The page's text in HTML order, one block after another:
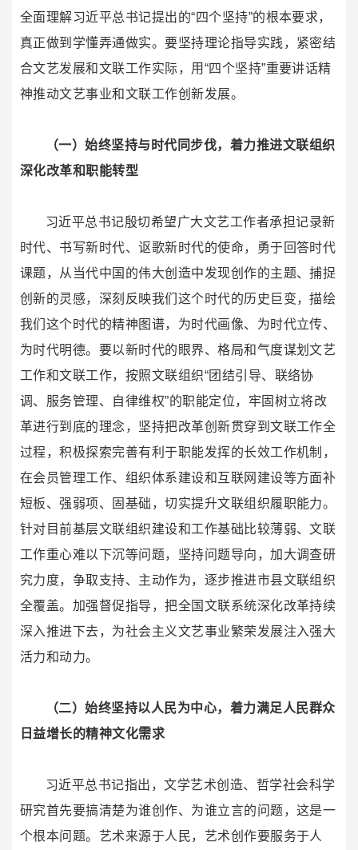
全面理解习近平总书记提出的“四个坚持”的根本要求，
真正做到学懂弄通做实。要坚持理论指导实践，紧密结
合文艺发展和文联工作实际，用“四个坚持”重要讲话精
神推动文艺事业和文联工作创新发展。
（一）始终坚持与时代同步伐，着力推进文联组织
深化改革和职能转型
习近平总书记殷切希望广大文艺工作者承担记录新
时代、书写新时代、讴歌新时代的使命，勇于回答时代
课题，从当代中国的伟大创造中发现创作的主题、捕捉
创新的灵感，深刻反映我们这个时代的历史巨变，描绘
我们这个时代的精神图谱，为时代画像、为时代立传、
为时代明德。要以新时代的眼界、格局和气度谋划文艺
工作和文联工作，按照文联组织“团结引导、联络协
调、服务管理、自律维权”的职能定位，牢固树立将改
革进行到底的理念，坚持把改革创新贯穿到文联工作全
过程，积极探索完善有利于职能发挥的长效工作机制，
在会员管理工作、组织体系建设和互联网建设等方面补
短板、强弱项、固基础，切实提升文联组织履职能力。
针对目前基层文联组织建设和工作基础比较薄弱、文联
工作重心难以下沉等问题，坚持问题导向，加大调查研
究力度，争取支持、主动作为，逐步推进市县文联组织
全覆盖。加强督促指导，把全国文联系统深化改革持续
深入推进下去，为社会主义文艺事业繁荣发展注入强大
活力和动力。
（二）始终坚持以人民为中心，着力满足人民群众
日益增长的精神文化需求
习近平总书记指出，文学艺术创造、哲学社会科学
研究首先要搞清楚为谁创作、为谁立言的问题，这是一
个根本问题。艺术来源于人民，艺术创作要服务于人